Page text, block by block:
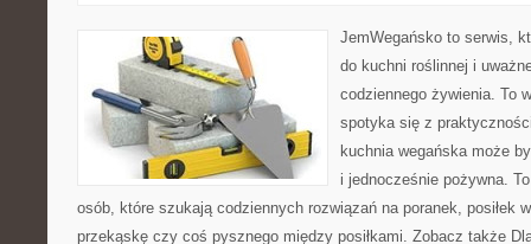
JemWegańsko to serwis,
do kuchni roślinnej i
codziennego żywienia. To
spotyka się z
kuchnia wegańska może
i jednocześnie pożywna.
osób, które szukają codziennych rozwiązań na poranek, posiłek
przekąskę czy coś pysznego między posiłkami. Zobacz także